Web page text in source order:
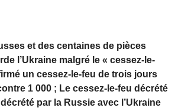
et des centaines de pièces
l’Ukraine malgré le « cessez-le-
un cessez-le-feu de trois jours
1 000 ; Le cessez-le-feu décrété
par la Russie avec l’Ukraine